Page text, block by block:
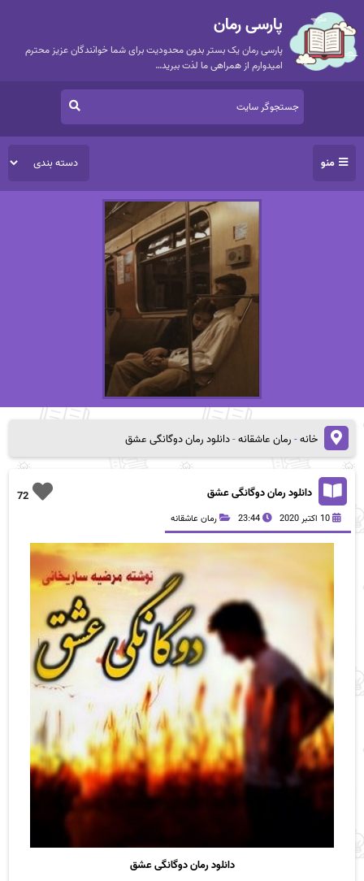
پارسی رمان
پارسی رمان یک بستر بدون محدودیت برای شما خوانندگان عزیز محترم
امیدوارم از همراهی ما لذت ببرید…
منو
خانه-رمان عاشقانه-دانلود رمان دوگانگی عشق
72 دانلود رمان دوگانگی عشق
10 اکتبر 2020 23:44 رمان عاشقانه
دانلود رمان دوگانگی عشق